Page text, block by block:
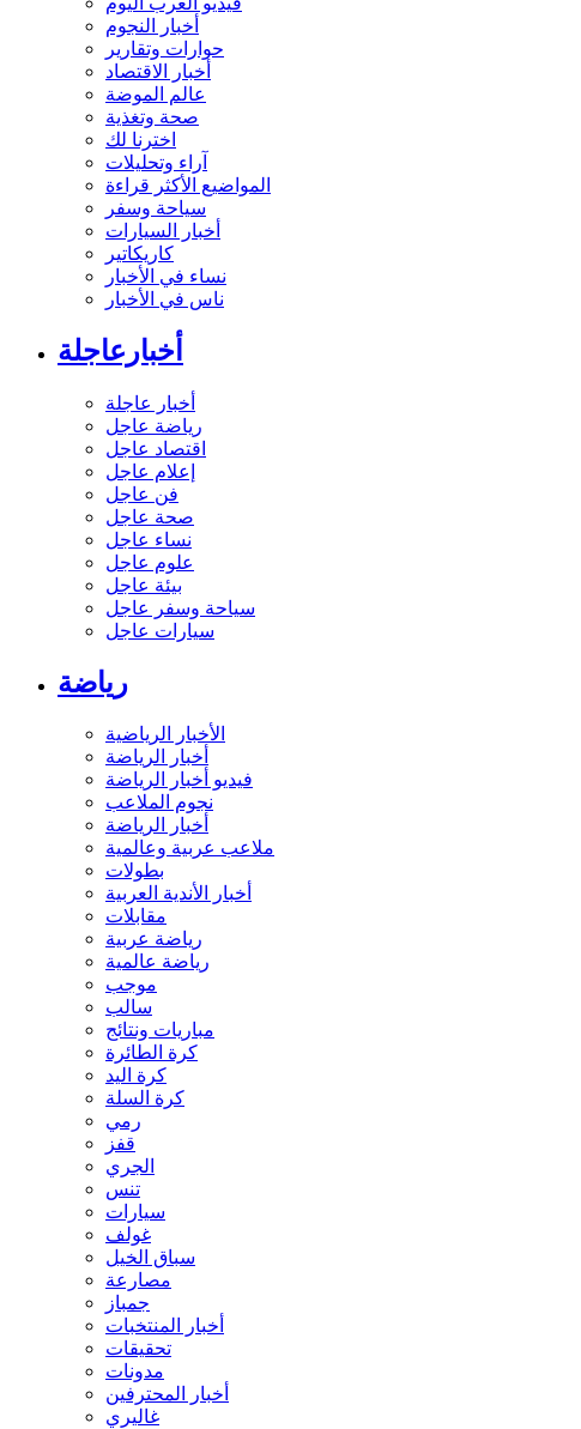
أخبار النجوم
حوارات وتقارير
أخبار الاقتصاد
عالم الموضة
صحة وتغذية
اخترنا لك
آراء وتحليلات
المواضيع الأكثر قراءة
سياحة وسفر
أخبار السيارات
كاريكاتير
نساء في الأخبار
ناس في الأخبار
أخبارعاجلة
أخبار عاجلة
رياضة عاجل
اقتصاد عاجل
إعلام عاجل
فن عاجل
صحة عاجل
نساء عاجل
علوم عاجل
بيئة عاجل
سياحة وسفر عاجل
سيارات عاجل
رياضة
الأخبار الرياضية
أخبار الرياضة
فيديو أخبار الرياضة
نجوم الملاعب
أخبار الرياضة
ملاعب عربية وعالمية
بطولات
أخبار الأندية العربية
مقابلات
رياضة عربية
رياضة عالمية
موجب
سالب
مباريات ونتائج
كرة الطائرة
كرة اليد
كرة السلة
رمي
قفز
الجري
تنس
سيارات
غولف
سباق الخيل
مصارعة
جمباز
أخبار المنتخبات
تحقيقات
مدونات
أخبار المحترفين
غاليري